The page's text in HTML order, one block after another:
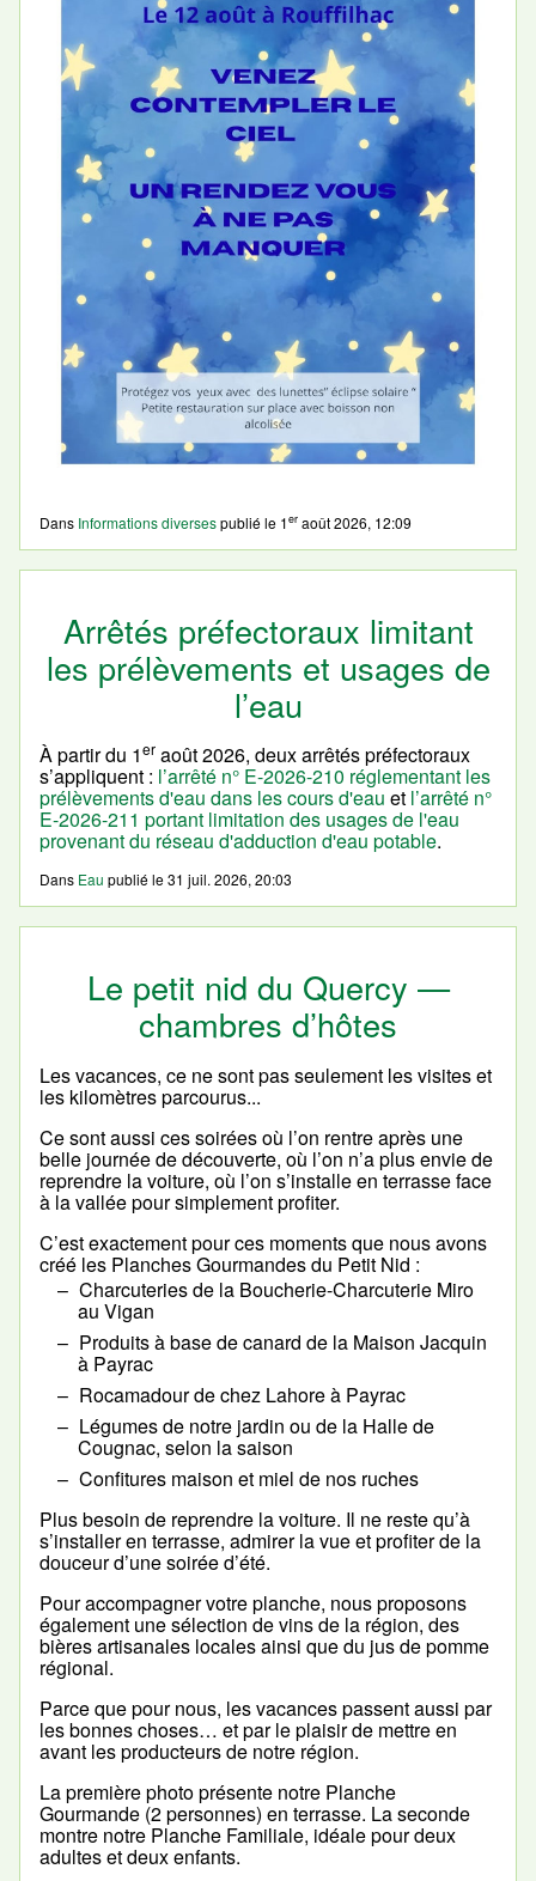
Dans Informations diversespublié le 1er août 2026, 12:09
Arrêtés préfectoraux limitant
les prélèvements et usages de
l’eau
À partir du 1er août 2026, deux arrêtés préfectoraux
s’appliquent : l’arrêté n° E-2026-210 réglementant les
prélèvements d'eau dans les cours d'eau et l’arrêté n°
E-2026-211 portant limitation des usages de l'eau
provenant du réseau d'adduction d'eau potable.
Dans Eau publié le31 juil. 2026, 20:03
Le petit nid du Quercy —
chambres d’hôtes
Les vacances, ce ne sont pas seulement les visites et
les kilomètres parcourus...
Ce sont aussi ces soirées où l’on rentre après une
belle journée de découverte, où l’on n’a plus envie de
reprendre la voiture, où l’on s’installe en terrasse face
à la vallée pour simplement profiter.
C’est exactement pour ces moments que nous avons
créé les Planches Gourmandes du Petit Nid :
Charcuteries de la Boucherie-Charcuterie Miro
au Vigan
Produits à base de canard de la Maison Jacquin
à Payrac
Rocamadour de chez Lahore à Payrac
Légumes de notre jardin ou de la Halle de
Cougnac, selon la saison
Confitures maison et miel de nos ruches
Plus besoin de reprendre la voiture. Il ne reste qu’à
s’installer en terrasse, admirer la vue et profiter de la
douceur d’une soirée d’été.
Pour accompagner votre planche, nous proposons
également une sélection de vins de la région, des
bières artisanales locales ainsi que du jus de pomme
régional.
Parce que pour nous, les vacances passent aussi par
les bonnes choses… et par le plaisir de mettre en
avant les producteurs de notre région.
La première photo présente notre Planche
Gourmande (2 personnes) en terrasse. La seconde
montre notre Planche Familiale, idéale pour deux
adultes et deux enfants.